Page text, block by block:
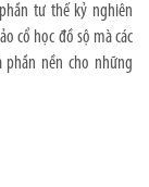
tư thế kỷ nghiên
cổ học đồ sộ mà các
nền cho những